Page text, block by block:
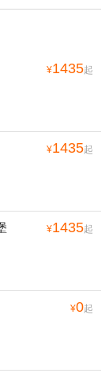
¥1435起
¥1435起
¥1435起
¥0起